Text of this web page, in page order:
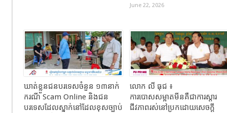
June 22, 2026
ឃាត់ខ្លួនជនបរទេសចំនួន ១៣នាក់
ករណី Scam Online និងជន
បរទេសដែលស្នាក់នៅដែលខុសច្បាប់
លោក លី ធុជ ៖
ការបោសសម្អាតមីនគឺជាការស្តារ
ជីវភាពរស់នៅប្រកដោយសេចក្តី